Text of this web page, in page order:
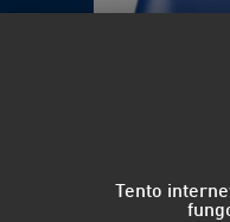
Tento